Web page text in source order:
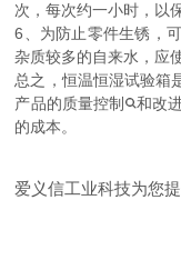
次，每次约一小时，以
6、为防止零件生锈，
杂质较多的自来水，应
总之，恒温恒湿试验箱
产品的质量控制
和改
的成本。
爱义信工业科技为您